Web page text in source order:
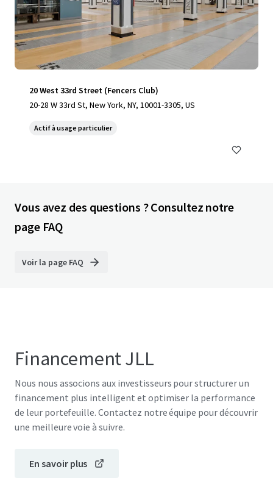
20 West 33rd Street (Fencers Club)
20-28 W 33rd St, New York, NY, 10001-3305, US
Actif à usage particulier
Vous avez des questions ? Consultez notre
page FAQ
Voir la page FAQ
Financement JLL
Nous nous associons aux investisseurs pour structurer un
financement plus intelligent et optimiser la performance
de leur portefeuille. Contactez notre équipe pour découvrir
une meilleure voie à suivre.
En savoir plus